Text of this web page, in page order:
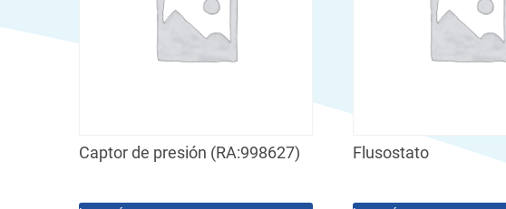
Captor de presión (RA:998627) Flusostato